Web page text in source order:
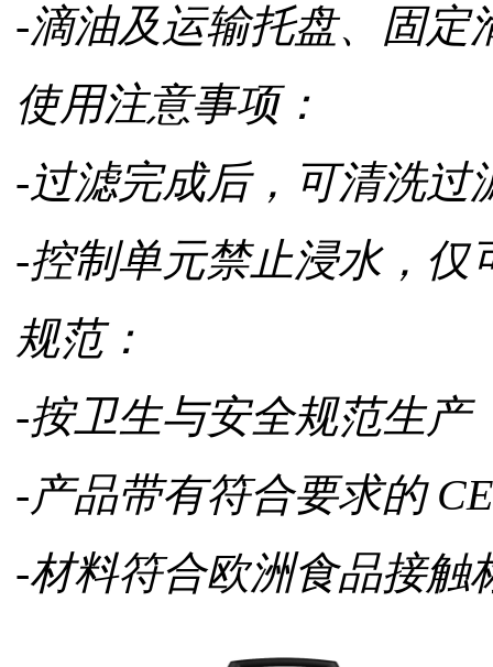
-滴油及运输托盘、固定
使用注意事项：
-过滤完成后，可清洗过
-控制单元禁止浸水，仅
规范：
-按卫生与安全规范生产
-产品带有符合要求的
-材料符合欧洲食品接触